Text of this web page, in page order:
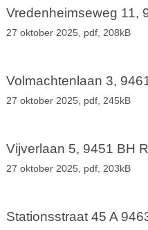
Vredenheimseweg 11,
27 oktober 2025, pdf, 208kB
Volmachtenlaan 3,
27 oktober 2025, pdf, 245kB
Vijverlaan 5, 9451 BH
27 oktober 2025, pdf, 203kB
Stationsstraat 45 A